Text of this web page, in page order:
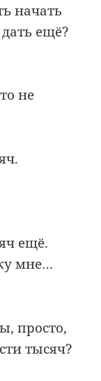
начать
ещё?
не
ещё.
мне…
просто,
тысяч?